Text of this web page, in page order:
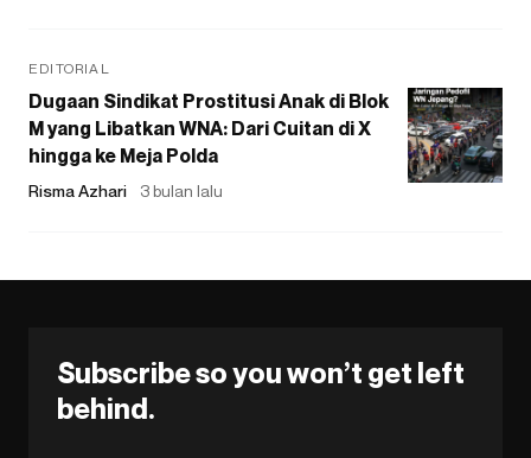
EDITORIAL
Dugaan Sindikat Prostitusi Anak di Blok
M yang Libatkan WNA: Dari Cuitan di X
hingga ke Meja Polda
Risma Azhari 3 bulan lalu
Subscribe so you won’t get left
behind.